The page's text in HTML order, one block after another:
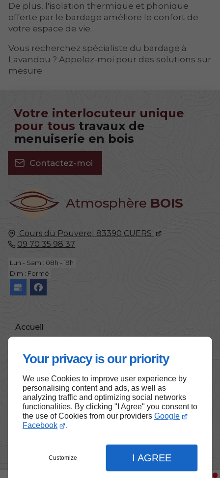
Your privacy is our priority
We use Cookies to improve user experience by
personalising content and ads, as well as
analyzing traffic and optimizing social networks
functionalities. By clicking "I Agree" you consent to
the use of Cookies from our providers Google
Facebook
.
Customize I AGREE
De plus, l'isolation thermique et phonique
offerte par le bardage améliore le confort de
votre espace de vie.
Vous recherchez spécialiste du bardage à
Lavandou ? Appelez-moi pour des solutions sur
mesure.
Atmosphère BOIS
Cours du Pouverel 83390 CUERS
09 70 35 98 37
Lun - Sam : 08h - 19h
Dim : Fermé
Accueil
Mentions légales
Plan du site
Votre interlocuteur unique
pour tous travaux de
menuiserie en bois
Contactez-moi
Haut de page